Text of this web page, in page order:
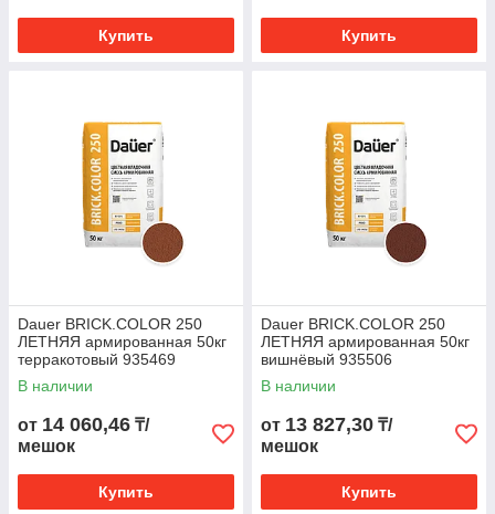
Купить Купить
Dauer BRICK.COLOR 250
ЛЕТНЯЯ армированная 50кг
терракотовый 935469
В наличии
от 14 060,46 ₸/
мешок
Купить
Dauer BRICK.COLOR 250
ЛЕТНЯЯ армированная 50кг
вишнёвый 935506
В наличии
от 13 827,30 ₸/
мешок
Купить